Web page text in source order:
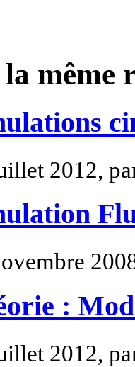
la même
2012,
:
2012,